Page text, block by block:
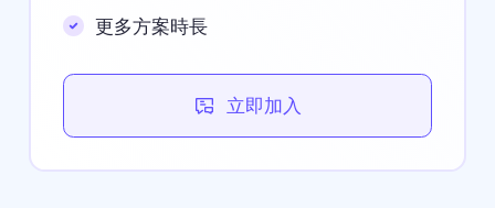
更多方案時長
立即加入